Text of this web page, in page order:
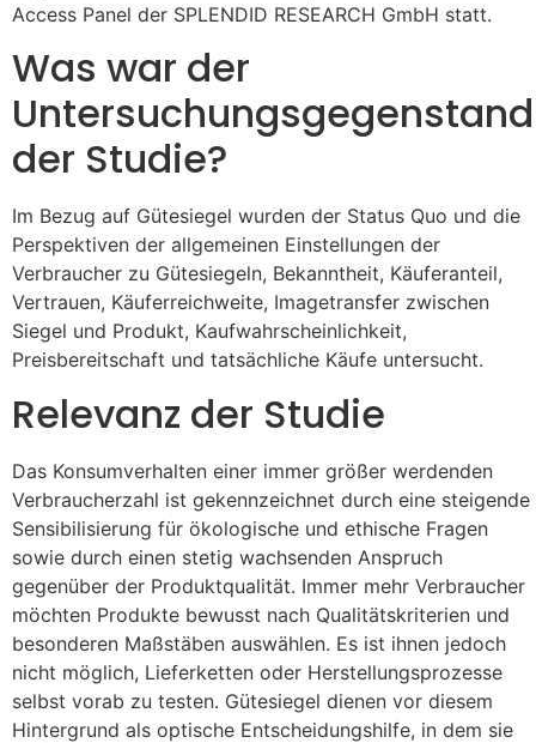
Access Panel der SPLENDID RESEARCH GmbH statt.
Was war der
Untersuchungsgegenstand
der Studie?
Im Bezug auf Gütesiegel wurden der Status Quo und die
Perspektiven der allgemeinen Einstellungen der
Verbraucher zu Gütesiegeln, Bekanntheit, Käuferanteil,
Vertrauen, Käuferreichweite, Imagetransfer zwischen
Siegel und Produkt, Kaufwahrscheinlichkeit,
Preisbereitschaft und tatsächliche Käufe untersucht.
Relevanz der Studie
Das Konsumverhalten einer immer größer werdenden
Verbraucherzahl ist gekennzeichnet durch eine steigende
Sensibilisierung für ökologische und ethische Fragen
sowie durch einen stetig wachsenden Anspruch
gegenüber der Produktqualität. Immer mehr Verbraucher
möchten Produkte bewusst nach Qualitätskriterien und
besonderen Maßstäben auswählen. Es ist ihnen jedoch
nicht möglich, Lieferketten oder Herstellungsprozesse
selbst vorab zu testen. Gütesiegel dienen vor diesem
Hintergrund als optische Entscheidungshilfe, in dem sie